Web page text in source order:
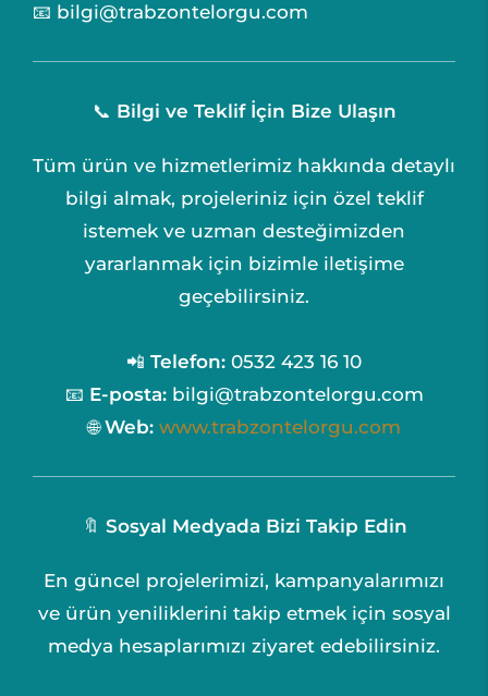
📧 bilgi@trabzontelorgu.com
📞 Bilgi ve Teklif İçin Bize Ulaşın
Tüm ürün ve hizmetlerimiz hakkında detaylı
bilgi almak, projeleriniz için özel teklif
istemek ve uzman desteğimizden
yararlanmak için bizimle iletişime
geçebilirsiniz.
📲 Telefon: 0532 423 16 10
📧 E-posta:bilgi@trabzontelorgu.com
🌐Web: www.trabzontelorgu.com
🔖 Sosyal Medyada Bizi Takip Edin
En güncel projelerimizi, kampanyalarımızı
ve ürün yeniliklerini takip etmek için sosyal
medya hesaplarımızı ziyaret edebilirsiniz.